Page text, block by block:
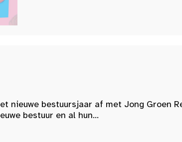
nieuwe bestuursjaar af met Jong Groen
bestuur en al hun...